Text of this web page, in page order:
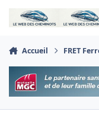
Aller au contenu
Accueil FRET